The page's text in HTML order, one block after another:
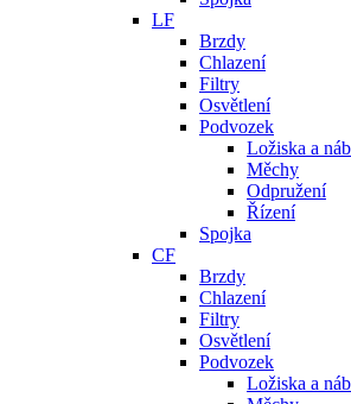
LF
Brzdy
Chlazení
Filtry
Osvětlení
Podvozek
Ložiska a
Měchy
Odpružení
Řízení
Spojka
CF
Brzdy
Chlazení
Filtry
Osvětlení
Podvozek
Ložiska a